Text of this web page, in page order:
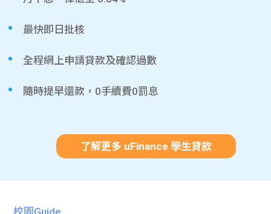
最快即日批核
全程網上申請貸款及確認過數
隨時提早還款，0手續費0罰息
了解更多 uFinance 學生貸款